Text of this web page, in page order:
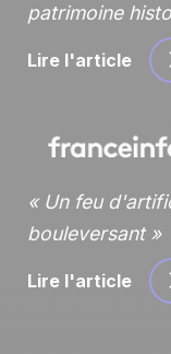
patrimoine
Lire l'article
Un feu
bouleversant
Lire l'article